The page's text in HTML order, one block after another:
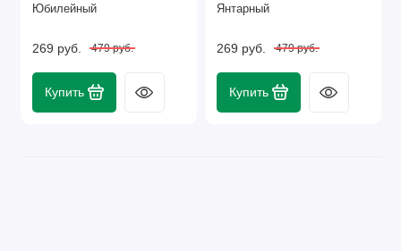
Юбилейный
269 руб. 479 руб.
Купить
Янтарный
269 руб. 479 руб.
Купить